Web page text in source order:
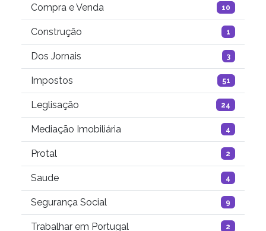
Compra e Venda 10
Construção 1
Dos Jornais 3
Impostos 51
Leglisação 24
Mediação Imobiliária 4
Protal 2
Saude 4
Segurança Social 9
Trabalhar em Portugal 2